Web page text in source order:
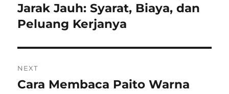
post:
Jarak Jauh: Syarat, Biaya, dan
Peluang Kerjanya
NEXT
Next
Cara Membaca Paito Warna